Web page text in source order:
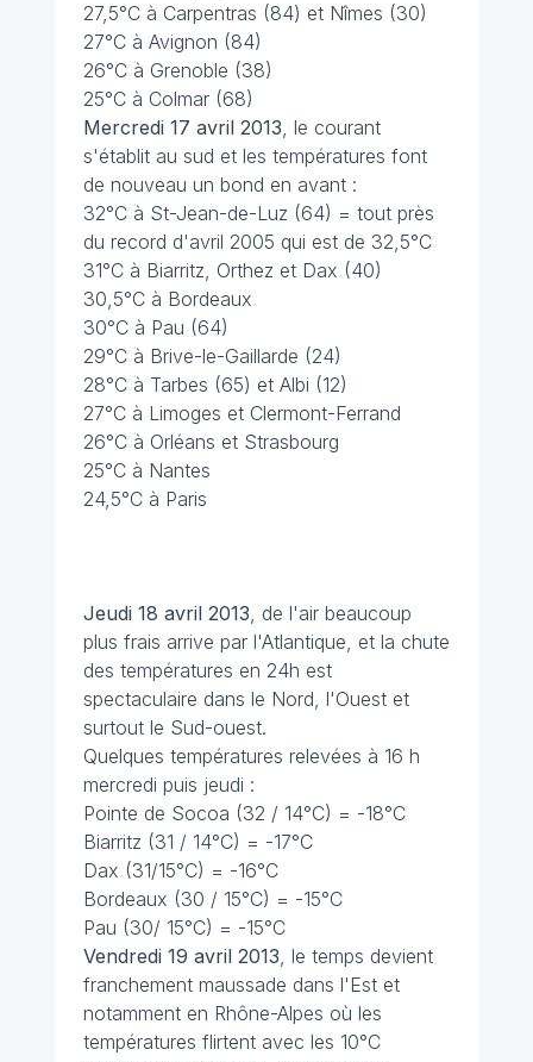
27,5°C à Carpentras (84) et Nîmes (30)
27°C à Avignon (84)
26°C à Grenoble (38)
25°C à Colmar (68)
Mercredi 17 avril 2013, le courant
s'établit au sud et les températures font
de nouveau un bond en avant :
32°C à St-Jean-de-Luz (64) = tout près
du record d'avril 2005 qui est de 32,5°C
31°C à Biarritz, Orthez et Dax (40)
30,5°C à Bordeaux
30°C à Pau (64)
29°C à Brive-le-Gaillarde (24)
28°C à Tarbes (65) et Albi (12)
27°C à Limoges et Clermont-Ferrand
26°C à Orléans et Strasbourg
25°C à Nantes
24,5°C à Paris
Jeudi 18 avril 2013, de l'air beaucoup
plus frais arrive par l'Atlantique, et la chute
des températures en 24h est
spectaculaire dans le Nord, l'Ouest et
surtout le Sud-ouest.
Quelques températures relevées à 16 h
mercredi puis jeudi :
Pointe de Socoa (32 / 14°C) = -18°C
Biarritz (31 / 14°C) = -17°C
Dax (31/15°C) = -16°C
Bordeaux (30 / 15°C) = -15°C
Pau (30/ 15°C) = -15°C
Vendredi 19 avril 2013, le temps devient
franchement maussade dans l'Est et
notamment en Rhône-Alpes où les
températures flirtent avec les 10°C